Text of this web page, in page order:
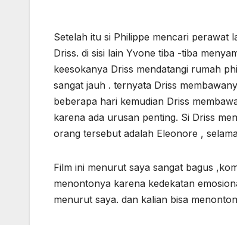
Setelah itu si Philippe mencari perawat
Driss. di sisi lain Yvone tiba -tiba
keesokanya Driss mendatangi rumah
sangat jauh . ternyata Driss
beberapa hari kemudian Driss
karena ada urusan penting. Si Driss
orang tersebut adalah Eleonore ,
Film ini menurut saya sangat bagus
menontonya karena kedekatan
menurut saya. dan kalian bisa